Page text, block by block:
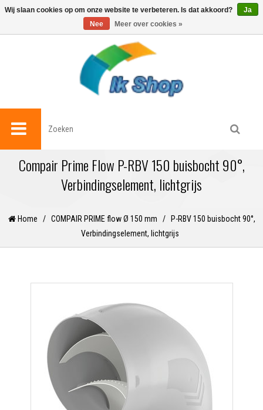
0
Compair Prime Flow P-RBV 150 buisbocht 90°,
Verbindingselement, lichtgrijs
Home / COMPAIR PRIME flow Ø 150 mm /
P-RBV 150 buisbocht 90°,
Verbindingselement, lichtgrijs
Wij slaan cookies op om onze website te verbeteren. Is dat akkoord?
Ja
Nee
Meer over cookies »